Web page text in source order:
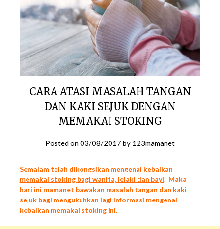
CARA ATASI MASALAH TANGAN
DAN KAKI SEJUK DENGAN
MEMAKAI STOKING
Posted on03/08/2017 by 123mamanet
Semalam telah dikongsikan mengenai kebaikan
memakai stoking bagi wanita, lelaki dan bayi. Maka
hari ini mamanet bawakan masalah tangan dan kaki
sejuk bagi mengukuhkan lagi informasi mengenai
kebaikan memakai stoking ini.